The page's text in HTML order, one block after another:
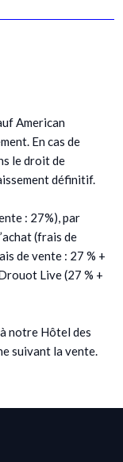
American
En cas de
le droit de
définitif.
: 27%), par
(frais de
de vente : 27 % +
Live (27 % +
notre Hôtel des
suivant la vente.